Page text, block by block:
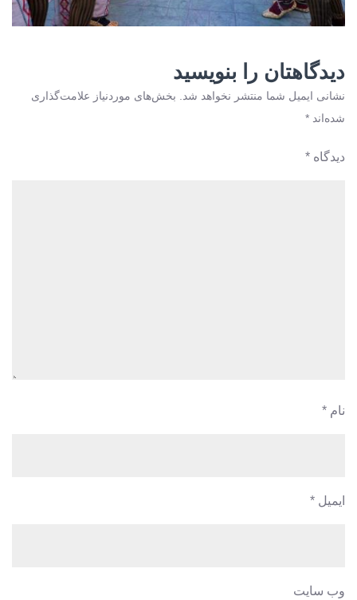
دیدگاهتان را بنویسید
نشانی ایمیل شما منتشر نخواهد شد. بخش‌های موردنیاز علامت‌گذاری
شده‌اند *
دیدگاه *
نام *
ایمیل *
وب‌ سایت